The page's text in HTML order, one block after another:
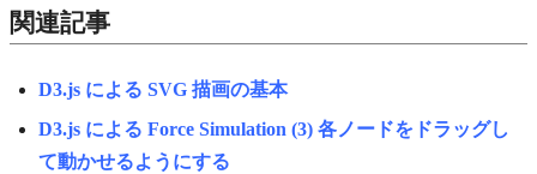
関連記事
D3.js による SVG 描画の基本
D3.js による Force Simulation (3) 各ノードをドラッグし
て動かせるようにする